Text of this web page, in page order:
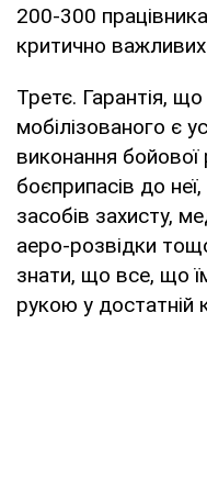
200-300
критично важливих
Третє. Гарантія,
мобілізованого є
виконання бойової
боєприпасів до
засобів захисту,
аеро-розвідки
знати, що все, що
рукою у достатній